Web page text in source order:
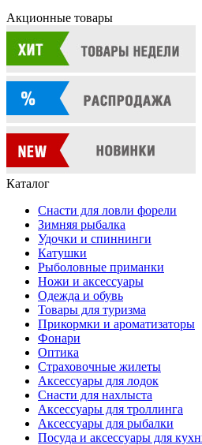
Акционные товары
Каталог
Снасти для ловли форели
Зимняя рыбалка
Удочки и спиннинги
Катушки
Рыболовные приманки
Ножи и аксессуары
Одежда и обувь
Товары для туризма
Прикормки и ароматизаторы
Фонари
Оптика
Страховочные жилеты
Аксессуары для лодок
Снасти для нахлыста
Аксессуары для троллинга
Аксессуары для рыбалки
Посуда и аксессуары для